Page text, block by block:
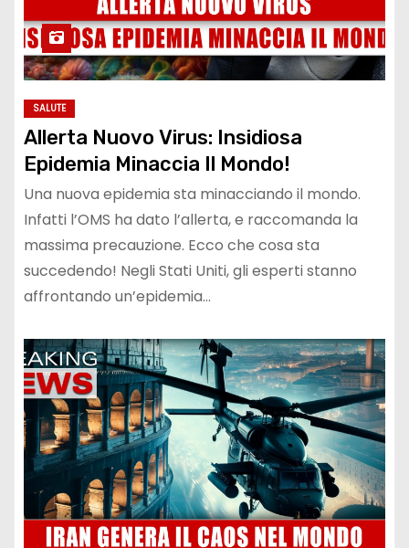
SALUTE
Allerta Nuovo Virus: Insidiosa
Epidemia Minaccia Il Mondo!
Una nuova epidemia sta minacciando il mondo.
Infatti l’OMS ha dato l’allerta, e raccomanda la
massima precauzione. Ecco che cosa sta
succedendo! Negli Stati Uniti, gli esperti stanno
affrontando un’epidemia…